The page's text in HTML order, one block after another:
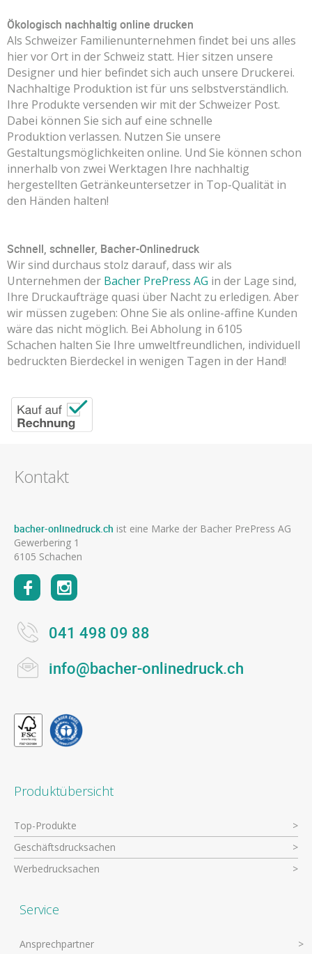
Ökologisch nachhaltig online drucken
Als Schweizer Familienunternehmen findet bei uns alles
hier vor Ort in der Schweiz statt. Hier sitzen unsere
Designer und hier befindet sich auch unsere Druckerei.
Nachhaltige Produktion ist für uns selbstverständlich.
Ihre Produkte versenden wir mit der Schweizer Post.
Dabei können Sie sich auf eine schnelle
Produktion verlassen. Nutzen Sie unsere
Gestaltungsmöglichkeiten online. Und Sie können schon
innerhalb von zwei Werktagen Ihre nachhaltig
hergestellten Getränkeuntersetzer in Top-Qualität in
den Händen halten!
Schnell, schneller, Bacher-Onlinedruck
Wir sind durchaus stolz darauf, dass wir als
Unternehmen der Bacher PrePress AG in der Lage sind,
Ihre Druckaufträge quasi über Nacht zu erledigen. Aber
wir müssen zugeben: Ohne Sie als online-affine Kunden
wäre das nicht möglich. Bei Abholung in 6105
Schachen halten Sie Ihre umweltfreundlichen, individuell
bedruckten Bierdeckel in wenigen Tagen in der Hand!
Kontakt
bacher-onlinedruck.ch ist eine Marke der Bacher PrePress AG
Gewerbering 1
6105 Schachen
041 498 09 88
info@bacher-onlinedruck.ch
Produktübersicht
Top-Produkte
Geschäftsdrucksachen
Werbedrucksachen
Service
Ansprechpartner